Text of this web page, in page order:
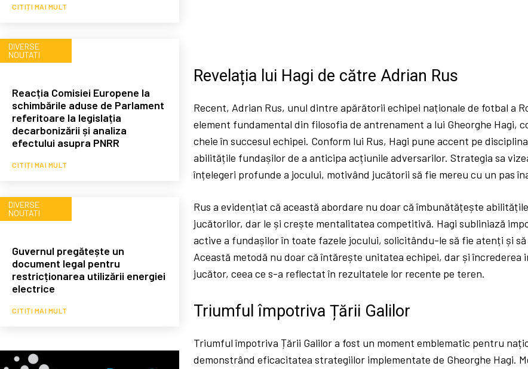
CITIȚI MAI MULT
DIVERSE
NOUTATI
Reacția Comisiei Europene la
schimbările aduse de Parlament
referitoare la legislația
decarbonizării și analiza
efectului asupra PNRR
CITIȚI MAI MULT
DIVERSE
NOUTATI
Guvernul pregătește un
document legal pentru
restricționarea utilizării energiei
electrice
CITIȚI MAI MULT
Revelația lui Hagi de către Adrian Rus
Recent, Adrian Rus, unul dintre apărătorii echipei naționale de fotbal a
element fundamental din filosofia de antrenament a lui Gheorghe Hagi,
cheie în succesul echipei. Conform lui Rus, Hagi pune accent pe
abilitățile fundașilor de a anticipa acțiunile adversarilor. Strategia sa
înțelegeri profunde a jocului, motivând jucătorii să fie mereu cu un pas
Rus a evidențiat că această abordare nu doar că îmbunătățește
jucătorilor, dar le și crește mentalitatea competitivă. Hagi subliniază
active a fundașilor în toate fazele jocului, solicitându-le să fie atenți și
Această metodă nu doar că întărește unitatea echipei, dar și încrederea
jucător, ceea ce s-a reflectat în rezultatele lor recente pe teren.
Triumful împotriva Țării Galilor
Triumful împotriva Țării Galilor a fost un moment emblematic pentru
demonstrând eficacitatea strategiilor implementate de Gheorghe Hagi.